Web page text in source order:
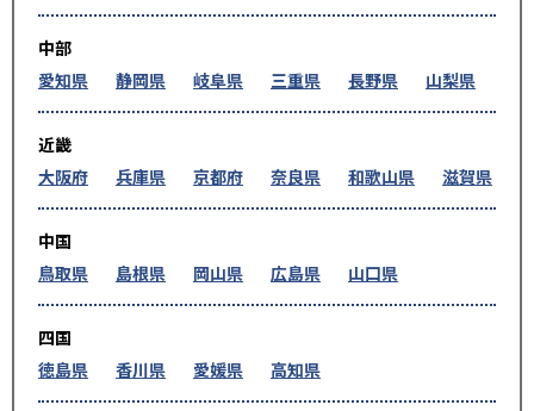
中部
愛知県
静岡県 岐阜県 三重県 長野県 山梨県
近畿
大阪府
兵庫県 京都府 奈良県 和歌山県 滋賀県
中国
鳥取県
島根県 岡山県 広島県 山口県
四国
徳島県
香川県 愛媛県 高知県